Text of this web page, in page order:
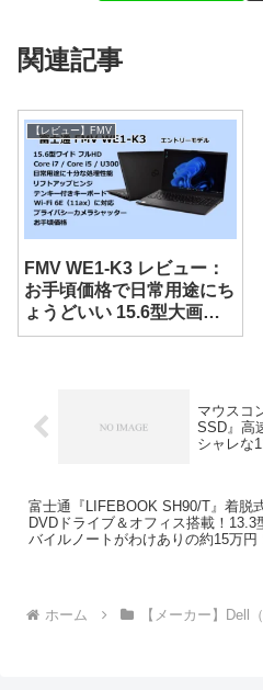
関連記事
【レビュー】FMV
FMV WE1-K3 レビュー：
お手頃価格で日常用途にち
ょうどいい 15.6型大画面
ノート
マウスコ
SSD』高
シャレな
富士通『LIFEBOOK SH90/T』着脱
DVDドライブ＆オフィス搭載！13.3
バイルノートがわけありの約15万円
ホーム 【メーカー】Dell（